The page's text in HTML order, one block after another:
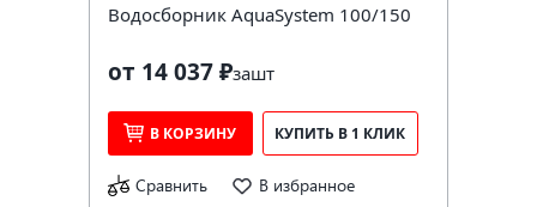
Водосборник AquaSystem 100/150
от 14 037 ₽зашт
В КОРЗИНУ КУПИТЬ В 1 КЛИК
Сравнить В избранное